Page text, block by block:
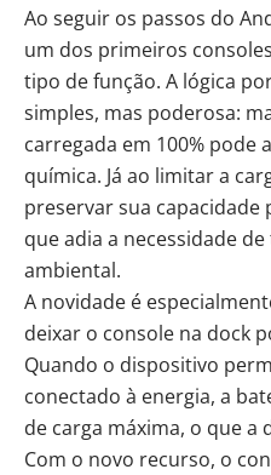
Ao seguir os passos do
um dos primeiros
tipo de função. A lógica
simples, mas poderosa:
carregada em 100% pode
química. Já ao limitar a
preservar sua
que adia a necessidade
ambiental.
A novidade é
deixar o console na dock
Quando o dispositivo
conectado à energia, a
de carga máxima, o que a
Com o novo recurso, o